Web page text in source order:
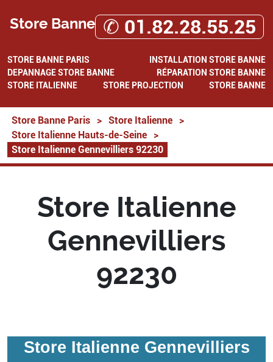
Store Banne ✆ 01.82.28.55.25
STORE BANNE PARIS
INSTALLATION STORE BANNE
DEPANNAGE STORE BANNE
RÉPARATION STORE BANNE
STORE ITALIENNE
STORE PROJECTION STORE BANNE
Store Banne Paris > Store Italienne
>
Store Italienne Hauts-de-Seine
>
Store Italienne Gennevilliers 92230
Store Italienne
Gennevilliers
92230
Store Italienne Gennevilliers